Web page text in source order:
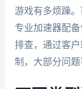
游戏有多烦躁
专业加速器配
排查，通过客
制，大部分问题